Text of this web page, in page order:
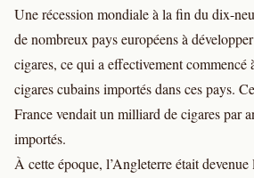
Une récession mondiale à la fin du dix-
de nombreux pays européens à
cigares, ce qui a effectivement commencé
cigares cubains importés dans ces pays.
France vendait un milliard de cigares par
importés.
À cette époque, l’Angleterre était devenue